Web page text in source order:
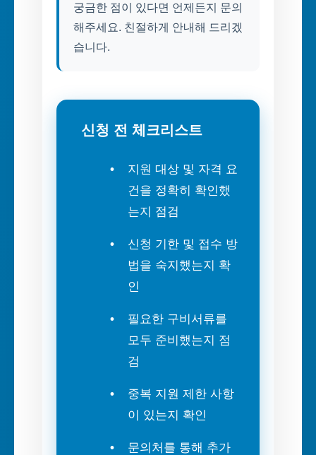
궁금한 점이 있다면 언제든지 문의
해주세요. 친절하게 안내해 드리겠
습니다.
신청 전 체크리스트
지원 대상 및 자격 요
건을 정확히 확인했
는지 점검
신청 기한 및 접수 방
법을 숙지했는지 확
인
필요한 구비서류를
모두 준비했는지 점
검
중복 지원 제한 사항
이 있는지 확인
문의처를 통해 추가